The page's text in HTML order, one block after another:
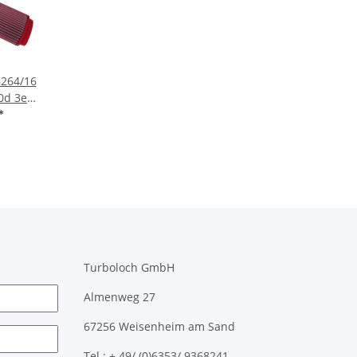
16
3er
30d
Turboloch GmbH
Almenweg 27
67256 Weisenheim am Sand